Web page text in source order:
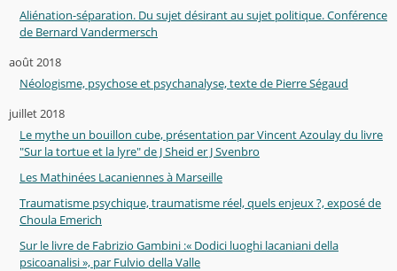
Aliénation-séparation. Du sujet désirant au sujet politique. Conférence
de Bernard Vandermersch
août 2018
Néologisme, psychose et psychanalyse, texte de Pierre Ségaud
juillet 2018
Le mythe un bouillon cube, présentation par Vincent Azoulay du livre
"Sur la tortue et la lyre" de J Sheid er J Svenbro
Les Mathinées Lacaniennes à Marseille
Traumatisme psychique, traumatisme réel, quels enjeux ?, exposé de
Choula Emerich
Sur le livre de Fabrizio Gambini :« Dodici luoghi lacaniani della
psicoanalisi », par Fulvio della Valle